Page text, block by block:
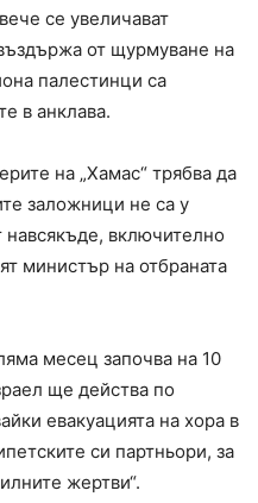
се увеличават
от щурмуване на
палестинци са
в анклава.
на „Хамас“ трябва да
заложници не са у
включително
министър на отбраната
месец започва на 10
ще действа по
евакуацията на хора в
си партньори, за
жертви“.